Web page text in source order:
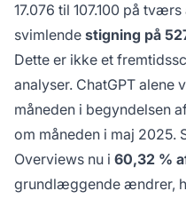
17.076 til 107.100 på
svimlende stigning på
Dette er ikke et
analyser. ChatGPT alene
måneden i begyndelsen
om måneden i maj
Overviews nu i 60,32 %
grundlæggende ændrer,